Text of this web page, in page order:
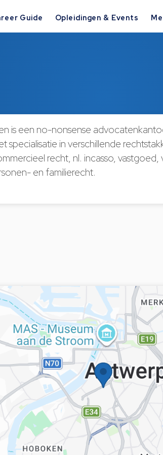
Guide Opleidingen & Events
is een no-nonsense
specialisatie in verschillende
recht, nl. incasso,
en familierecht.